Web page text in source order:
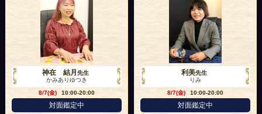
神在 結月先生
かみありゆつき
8/7(金)
10:00-20:00
対面鑑定中
利美先生
りみ
8/7(金)
10:00-20:00
対面鑑定中